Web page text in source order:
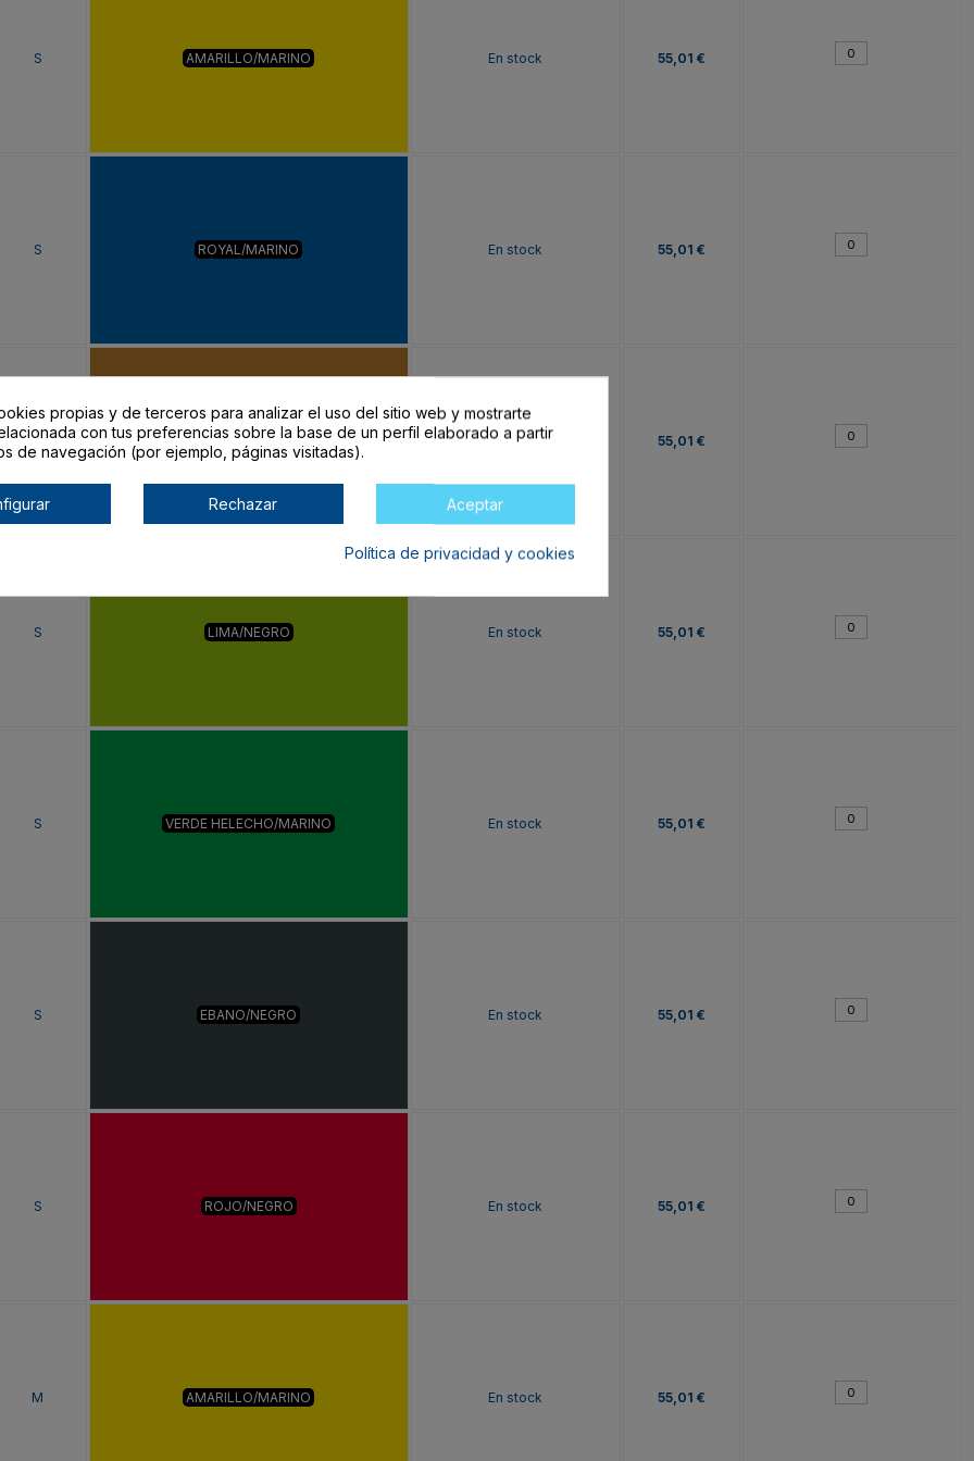
S AMARILLO/MARINO En stock 55,01 €
S ROYAL/MARINO En stock 55,01 €
S AMARILLO CURRY/NEGRO En stock 55,01 €
S LIMA/NEGRO En stock 55,01 €
S VERDE HELECHO/MARINO En stock 55,01 €
S EBANO/NEGRO En stock 55,01 €
S ROJO/NEGRO En stock 55,01 €
M AMARILLO/MARINO En stock 55,01 €
propias y de terceros para analizar el uso del sitio web y mostrarte
con tus preferencias sobre la base de un perfil elaborado a partir
de navegación (por ejemplo, páginas visitadas).
Rechazar Aceptar
Política de privacidad y cookies